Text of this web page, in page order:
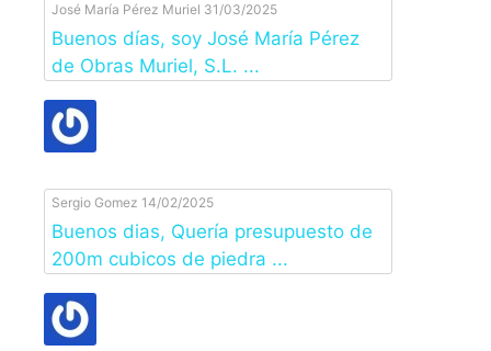
José María Pérez Muriel 31/03/2025
Buenos días, soy José María Pérez
de Obras Muriel, S.L. ...
Sergio Gomez 14/02/2025
Buenos dias, Quería presupuesto de
200m cubicos de piedra ...